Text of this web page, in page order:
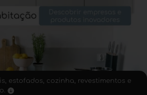
estofados, cozinha, revestimentos e